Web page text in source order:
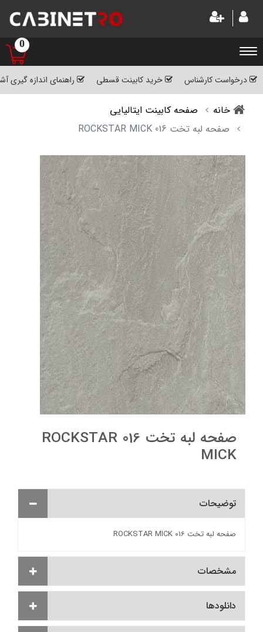
0
درخواست کارشناس خرید کابینت قسطی راهنمای اندازه گیری
خانه
صفحه کابینت ایتالیایی
صفحه لبه تخت 016 ROCKSTAR MICK
صفحه لبه تخت 016 ROCKSTAR
MICK
توضیحات
صفحه لبه تخت 016 ROCKSTAR MICK
مشخصات
دانلودها